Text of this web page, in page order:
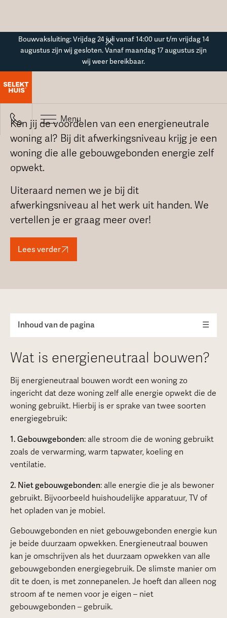
Bouwvaksluiting: Vrijdag 24 juli vanaf 14:00 uur t/m vrijdag 14
augustus zijn wij gesloten. Vanaf maandag 17 augustus zijn
wij weer bereikbaar.
Menu
Energieneutraal bouwen
Ken jij de voordelen van een energieneutrale
woning al? Bij dit afwerkingsniveau krijg je een
woning die alle gebouwgebonden energie zelf
opwekt.
Uiteraard nemen we je bij dit
afwerkingsniveau al het werk uit handen. We
vertellen je er graag meer over!
Lees verder
Inhoud van de pagina ☰
Wat is energieneutraal bouwen?
Bij energieneutraal bouwen wordt een woning zo
ingericht dat deze woning zelf alle energie opwekt die de
woning gebruikt. Hierbij is er sprake van twee soorten
energiegebruik:
1. Gebouwgebonden: alle stroom die de woning gebruikt
zoals de verwarming, warm tapwater, koeling en
ventilatie.
2. Niet gebouwgebonden: alle energie die je als bewoner
gebruikt. Bijvoorbeeld huishoudelijke apparatuur, TV of
het opladen van je mobiel.
Gebouwgebonden en niet gebouwgebonden energie kun
je beide duurzaam opwekken. Energieneutraal bouwen
kan je omschrijven als het duurzaam opwekken van alle
gebouwgebonden energiegebruik. De slimste manier om
dit te doen, is met zonnepanelen. Je hoeft dan alleen nog
stroom af te nemen voor je eigen – niet
gebouwgebonden – gebruik.